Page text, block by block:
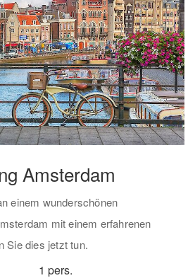
Amsterdam
einem wunderschönen
mit einem erfahrenen
Sie dies jetzt tun.
1 pers.